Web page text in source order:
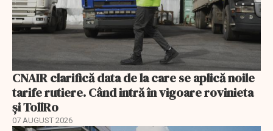
CNAIR clarifică data de la care se aplică noile
tarife rutiere. Când intră în vigoare rovinieta
și TollRo
07 AUGUST 2026